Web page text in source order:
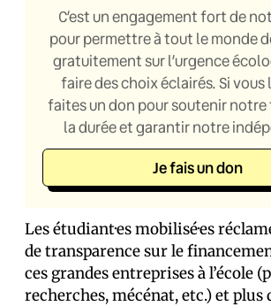
C’est un engagement fort de
pour permettre à tout le monde
gratuitement sur l’urgence
faire des choix éclairés. Si vous
faites un don pour soutenir
la durée et garantir notre
Je fais un don
Les étudiant·es mobilisé·es
de transparence sur le
ces grandes entreprises à l’école
recherches, mécénat, etc.) et plus